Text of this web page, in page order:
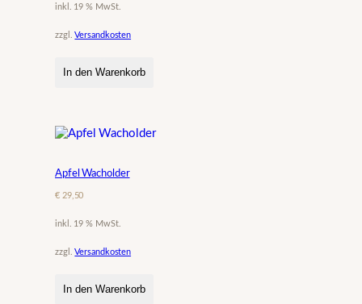
inkl. 19 % MwSt.
zzgl.Versandkosten
In den Warenkorb
Apfel Wacholder
€29,50
inkl. 19 % MwSt.
zzgl.Versandkosten
In den Warenkorb